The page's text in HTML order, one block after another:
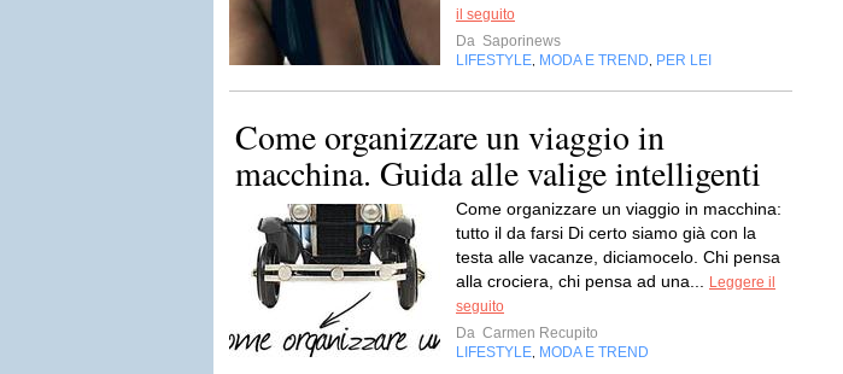
il seguito
Da Saporinews
LIFESTYLE MODA E TREND PER LEI
Come organizzare un viaggio in
macchina. Guida alle valige intelligenti
Come organizzare un viaggio in macchina:
tutto il da farsi Di certo siamo già con la
testa alle vacanze, diciamocelo. Chi pensa
alla crociera, chi pensa ad una...
Leggere il
seguito
Da Carmen Recupito
LIFESTYLE MODA E TREND